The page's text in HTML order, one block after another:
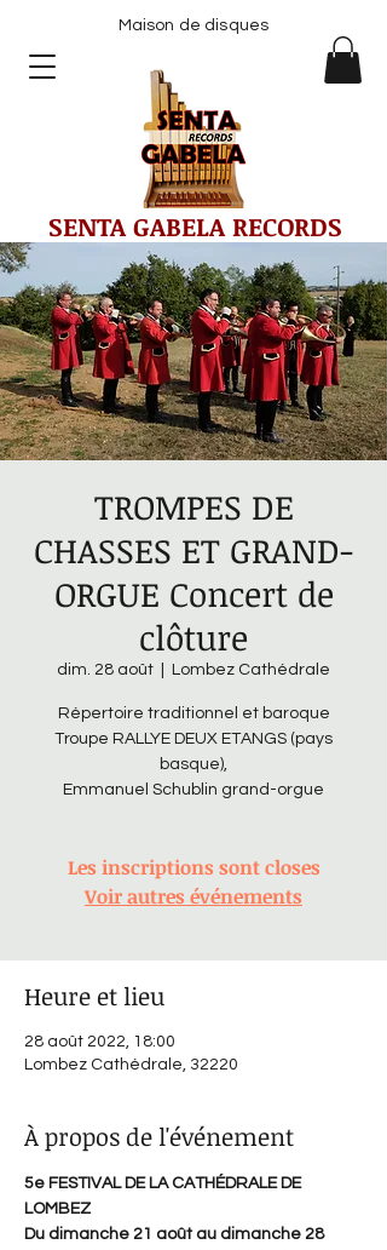
SENTA GABELA RECORDS
Maison de disques
TROMPES DE
CHASSES ET GRAND-
ORGUE Concert de
clôture
dim. 28 août Lombez Cathédrale
Répertoire traditionnel et baroque
Troupe RALLYE DEUX ETANGS (pays
basque),
Emmanuel Schublin grand-orgue
Les inscriptions sont closes
Voir autres événements
Heure et lieu
28 août 2022, 18:00
Lombez Cathédrale, 32220
À propos de l'événement
5e FESTIVAL DE LA CATHÉDRALE DE
LOMBEZ
Du dimanche 21 août au dimanche 28